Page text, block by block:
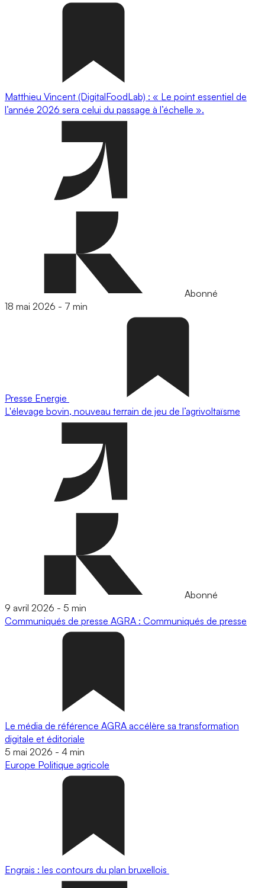
Matthieu Vincent (DigitalFoodLab) : « Le point essentiel de
l’année 2026 sera celui du passage à l’échelle ».
Abonné
18 mai 2026 - 7 min
Presse Energie
L'élevage bovin, nouveau terrain de jeu de l’agrivoltaïsme
Abonné
9 avril 2026 - 5 min
Communiqués de presse AGRA : Communiqués de presse
Le média de référence AGRA accélère sa transformation
digitale et éditoriale
5 mai 2026 - 4 min
Europe Politique agricole
Engrais : les contours du plan bruxellois